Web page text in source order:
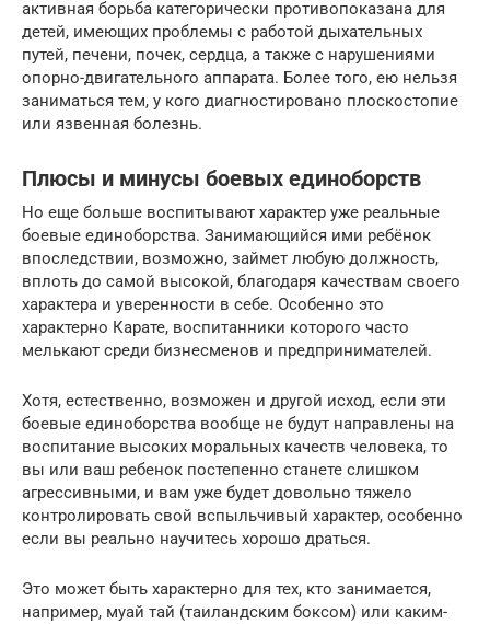
активная борьба категорически противопоказана для
детей, имеющих проблемы с работой дыхательных
путей, печени, почек, сердца, а также с нарушениями
опорно-двигательного аппарата. Более того, ею нельзя
заниматься тем, у кого диагностировано плоскостопие
или язвенная болезнь.
Плюсы и минусы боевых единоборств
Но еще больше воспитывают характер уже реальные
боевые единоборства. Занимающийся ими ребёнок
впоследствии, возможно, займет любую должность,
вплоть до самой высокой, благодаря качествам своего
характера и уверенности в себе. Особенно это
характерно Карате, воспитанники которого часто
мелькают среди бизнесменов и предпринимателей.
Хотя, естественно, возможен и другой исход, если эти
боевые единоборства вообще не будут направлены на
воспитание высоких моральных качеств человека, то
вы или ваш ребенок постепенно станете слишком
агрессивными, и вам уже будет довольно тяжело
контролировать свой вспыльчивый характер, особенно
если вы реально научитесь хорошо драться.
Это может быть характерно для тех, кто занимается,
например, муай тай (таиландским боксом) или каким-